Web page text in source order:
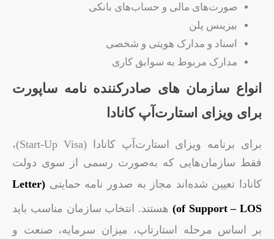
صورت‌های مالی و حساب‌های بانکی
بیزینس پلن
اسناد و مدارک هویتی و شخصی
مدارک مربوط به سوابق کاری
انواع سازمان‌ های صادرکننده نامه ساپورت
برای ویزای استارت‌آپ کانادا
برای برنامه ویزای استارت‌آپ کانادا (Start-Up Visa)،
فقط سازمان‌هایی که به‌صورت رسمی از سوی دولت
کانادا تعیین شده‌اند مجاز به صدور نامه حمایتی
(Letter
of Support – LOS)
هستند. انتخاب سازمان مناسب باید
بر اساس مرحله استارتاپ، میزان سرمایه، صنعت و